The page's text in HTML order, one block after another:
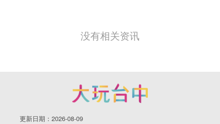
没有相关资讯
更新日期：2026-08-09